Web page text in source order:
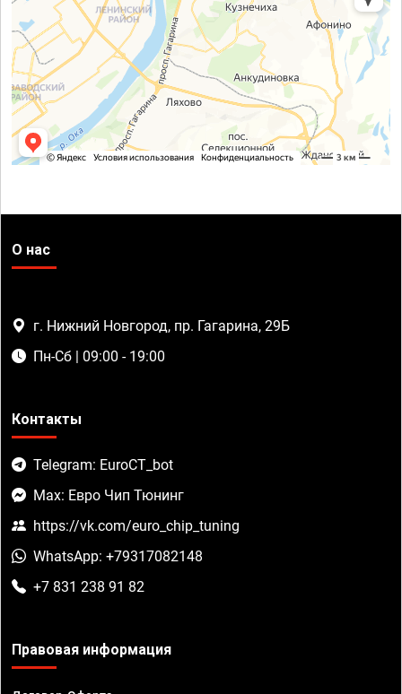
О нас
г. Нижний Новгород, пр. Гагарина, 29Б
Пн-Сб | 09:00 - 19:00
Контакты
Telegram: EuroCT_bot
Max: Евро Чип Тюнинг
https://vk.com/euro_chip_tuning
WhatsApp: +79317082148
+7 831 238 91 82
Правовая информация